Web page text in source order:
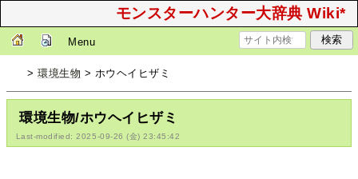
モンスターハンター大辞典 Wiki*
Menu
>環境生物 > ホウヘイヒザミ
環境生物/ホウヘイヒザミ
Last-modified: 2025-09-26 (金) 23:45:42